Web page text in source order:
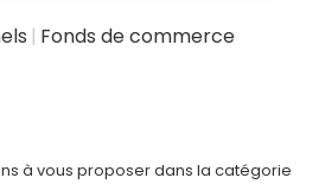
Fonds de commerce
à vous proposer dans la catégorie